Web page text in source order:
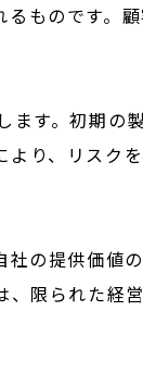
ものです。
す。初期の製
り、リスク
の提供価値
、限られた経